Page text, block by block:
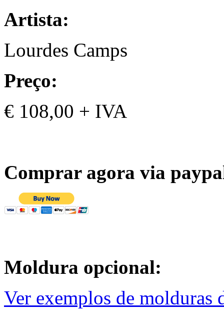
Artista:
Lourdes Camps
Preço:
€ 108,00 + IVA
Comprar agora via
Moldura opcional:
Ver exemplos de molduras